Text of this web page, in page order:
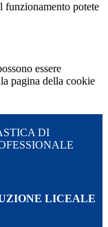
funzionamento potete
essere
pagina della cookie
DI
LICEALE